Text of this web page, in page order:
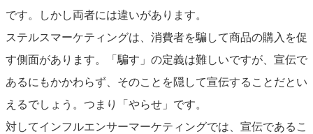
です。しかし両者には違いがあります。
ステルスマーケティングは、消費者を騙して商品の購入を促
す側面があります。「騙す」の定義は難しいですが、宣伝で
あるにもかかわらず、そのことを隠して宣伝することだとい
えるでしょう。つまり「やらせ」です。
対してインフルエンサーマーケティングでは、宣伝であるこ